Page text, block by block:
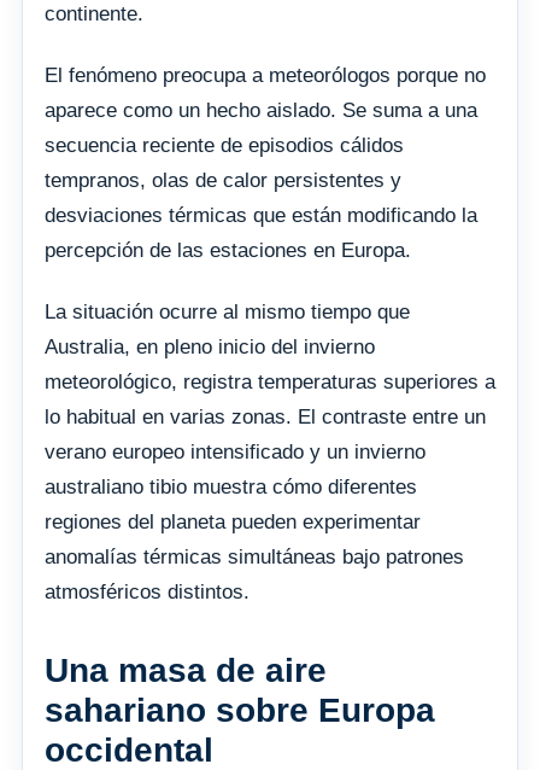
continente.
El fenómeno preocupa a meteorólogos porque no
aparece como un hecho aislado. Se suma a una
secuencia reciente de episodios cálidos
tempranos, olas de calor persistentes y
desviaciones térmicas que están modificando la
percepción de las estaciones en Europa.
La situación ocurre al mismo tiempo que
Australia, en pleno inicio del invierno
meteorológico, registra temperaturas superiores a
lo habitual en varias zonas. El contraste entre un
verano europeo intensificado y un invierno
australiano tibio muestra cómo diferentes
regiones del planeta pueden experimentar
anomalías térmicas simultáneas bajo patrones
atmosféricos distintos.
Una masa de aire
sahariano sobre Europa
occidental